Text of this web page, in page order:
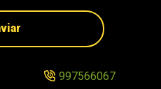
997566067